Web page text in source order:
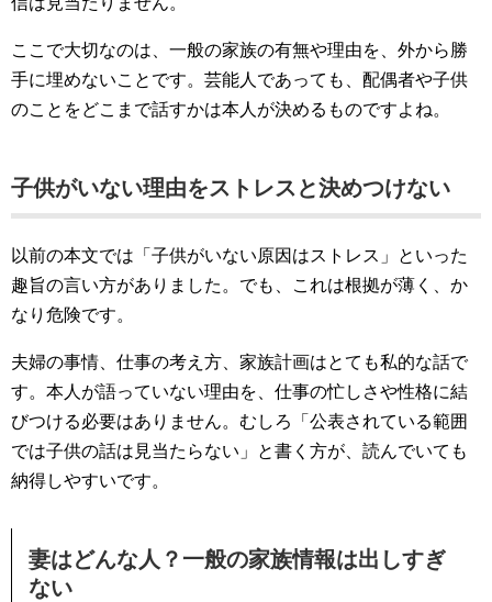
ここで大切なのは、一般の家族の有無や理由を、外から勝
手に埋めないことです。芸能人であっても、配偶者や子供
のことをどこまで話すかは本人が決めるものですよね。
子供がいない理由をストレスと決めつけない
以前の本文では「子供がいない原因はストレス」といった
趣旨の言い方がありました。でも、これは根拠が薄く、か
なり危険です。
夫婦の事情、仕事の考え方、家族計画はとても私的な話で
す。本人が語っていない理由を、仕事の忙しさや性格に結
びつける必要はありません。むしろ「公表されている範囲
では子供の話は見当たらない」と書く方が、読んでいても
納得しやすいです。
妻はどんな人？一般の家族情報は出しすぎ
ない